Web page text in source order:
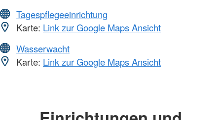
Tagespflegeeinrichtung
Karte: Link zur Google Maps Ansicht
Wasserwacht
Karte: Link zur Google Maps Ansicht